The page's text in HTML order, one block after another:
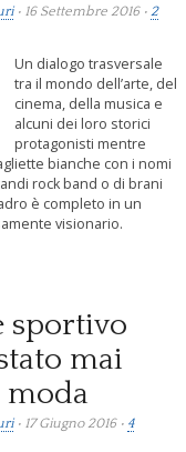
• 16 Settembre 2016 • 2
Un dialogo trasversale
tra il mondo dell’arte, del
cinema, della musica e
alcuni dei loro storici
protagonisti mentre
bianche con i nomi
rock band o di brani
è completo in un
visionario.
sportivo
mai
moda
• 17 Giugno 2016 • 4